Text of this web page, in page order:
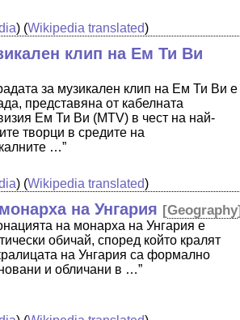
) (Wikipedia translated)
клип на Ем Ти Ви
за музикален клип на Ем Ти Ви е
представяна от кабелната
Ем Ти Ви (MTV) в чест на най-
творци в средите на
…”
) (Wikipedia translated)
на Унгария [Geography
на монарха на Унгария е
обичай, според който кралят
на Унгария са формално
и обличани в …”